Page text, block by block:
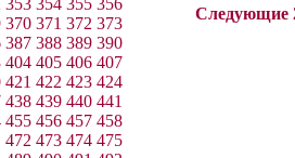
353 354 355 356
370 371 372 373
387 388 389 390
404 405 406 407
421 422 423 424
438 439 440 441
455 456 457 458
472 473 474 475
Следующие